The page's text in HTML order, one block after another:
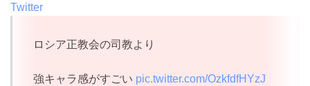
Twitter
ロシア正教会の司教より
強キャラ感がすごい pic.twitter.com/OzkfdfHYzJ